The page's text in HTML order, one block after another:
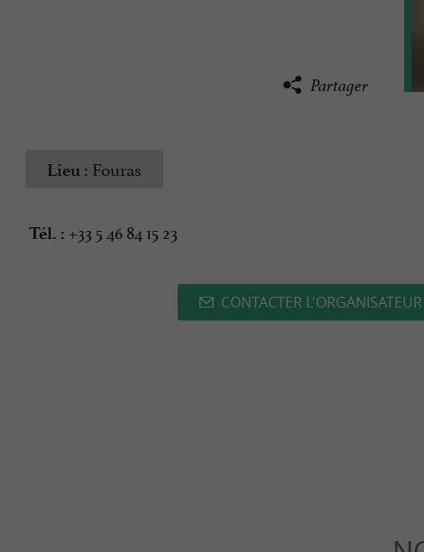
Partager
Lieu : Fouras
Tél. : +33 5 46 84 15 23
CONTACTER L'ORGANISATEUR